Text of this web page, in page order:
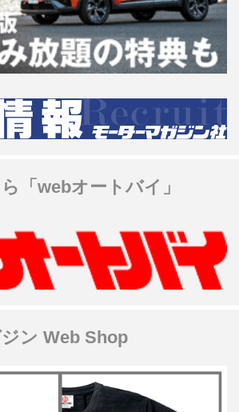
「webオートバイ」
ン Web Shop